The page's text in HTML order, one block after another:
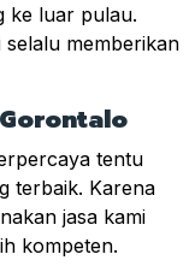
ke luar pulau.
selalu memberikan
tentu
terbaik. Karena
jasa kami
kompeten.